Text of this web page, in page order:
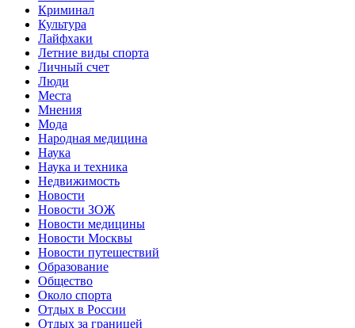
Криминал
Культура
Лайфхаки
Летние виды спорта
Личный счет
Люди
Места
Мнения
Мода
Народная медицина
Наука
Наука и техника
Недвижимость
Новости
Новости ЗОЖ
Новости медицины
Новости Москвы
Новости путешествий
Образование
Общество
Около спорта
Отдых в России
Отдых за границей